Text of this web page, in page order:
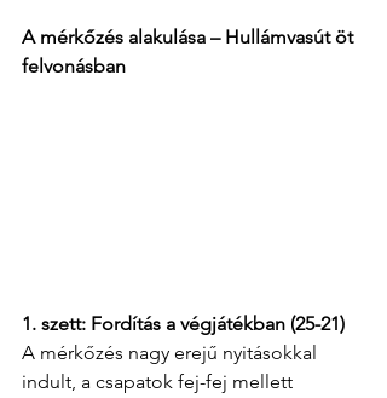
A mérkőzés alakulása – Hullámvasút öt
felvonásban
1. szett: Fordítás a végjátékban (25-21)
A mérkőzés nagy erejű nyitásokkal
indult, a csapatok fej-fej mellett